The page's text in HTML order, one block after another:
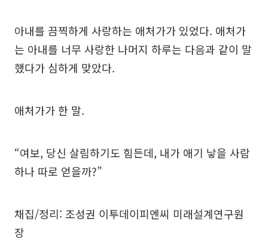
아내를 끔찍하게 사랑하는 애처가가 있었다. 애처가
는 아내를 너무 사랑한 나머지 하루는 다음과 같이 말
했다가 심하게 맞았다.
애처가가 한 말.
“여보, 당신 살림하기도 힘든데, 내가 애기 낳을 사람
하나 따로 얻을까?”
채집/정리: 조성권 이투데이피엔씨 미래설계연구원
장